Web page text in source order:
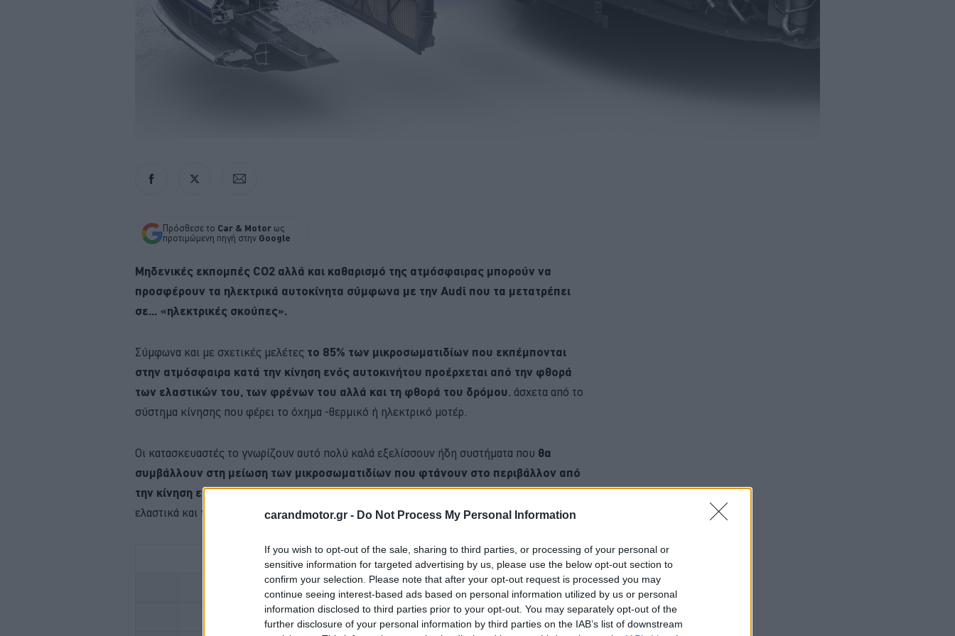
carandmotor.gr - Do Not Process My Personal Information
If you wish to opt-out of the sale, sharing to third parties, or processing of your personal or
sensitive information for targeted advertising by us, please use the below opt-out section to
confirm your selection. Please note that after your opt-out request is processed you may
continue seeing interest-based ads based on personal information utilized by us or personal
information disclosed to third parties prior to your opt-out. You may separately opt-out of the
further disclosure of your personal information by third parties on the IAB’s list of downstream
Πρόσθεσε το Car & Motor ως
προτιμώμενη πηγή στην Google
Μηδενικές εκπομπές CO2 αλλά και καθαρισμό της ατμόσφαιρας μπορούν να
προσφέρουν τα ηλεκτρικά αυτοκίνητα σύμφωνα με την Audi που τα μετατρέπει
σε... «ηλεκτρικές σκούπες».
Σύμφωνα και με σχετικές μελέτες το 85% των μικροσωματιδίων που εκπέμπονται
στην ατμόσφαιρα κατά την κίνηση ενός αυτοκινήτου προέρχεται από την φθορά
των ελαστικών του, των φρένων του αλλά και τη φθορά του δρόμου, άσχετα από το
σύστημα κίνησης που φέρει το όχημα -θερμικό ή ηλεκτρικό μοτέρ.
Οι κατασκευαστές το γνωρίζουν αυτό πολύ καλά εξελίσσουν ήδη συστήματα που θα
συμβάλλουν στη μείωση των μικροσωματιδίων που φτάνουν στο περιβάλλον από
την κίνηση ενός οχήματος, περιορίζοντας τα μικροσωματίδια που απελευθερώνουν τα
ελαστικά και τα τακάκια όταν φθείρονται κατά τη χρήση τους.
BUY NOW
ΚΑΙΝΟΥΡΓΙΟ ΑΥΤΟΚΙΝΗΤΟ ΜΕ 0,9% ΕΠΙΤΟΚΙΟ
ΠΟΤΕ ΠΕΡΝΑΣ ΚΤΕΟ; ΜΑΘΕ ΣΤΗΝ ΑUTECO